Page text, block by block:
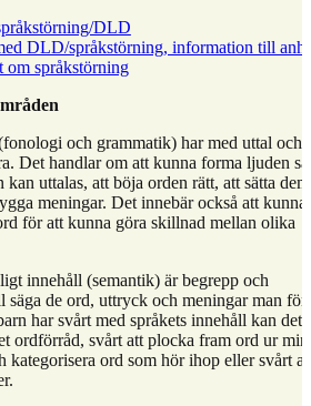
DLD
DLD/språkstörning, information till
om språkstörning
och grammatik) har med uttal och
Det handlar om att kunna forma ljuden
uttalas, att böja orden rätt, att sätta
meningar. Det innebär också att kunna
för att kunna göra skillnad mellan olika
innehåll (semantik) är begrepp och
de ord, uttryck och meningar man
har svårt med språkets innehåll kan det
ordförråd, svårt att plocka fram ord ur
kategorisera ord som hör ihop eller svårt